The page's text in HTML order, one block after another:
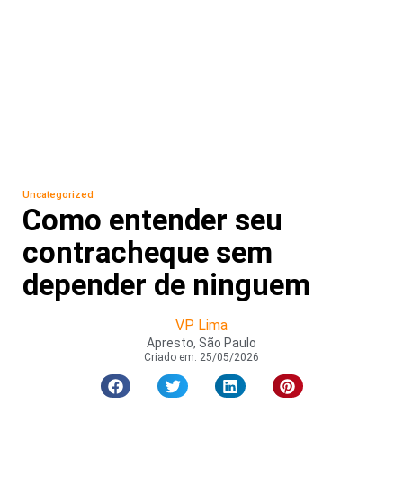
Uncategorized
Como entender seu
contracheque sem
depender de ninguem
VP Lima
Apresto, São Paulo
Criado em: 25/05/2026